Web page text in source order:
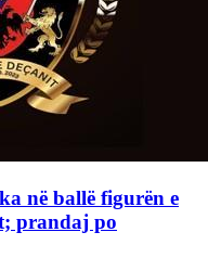
në ballë figurën e
prandaj po